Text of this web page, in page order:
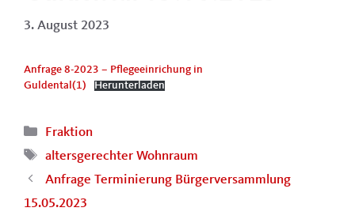
3. August 2023
Anfrage 8-2023 – Pflegeeinrichung in
Guldental(1)
Herunterladen
Kategorien
Fraktion
Schlagwörter
altersgerechter Wohnraum
Anfrage Terminierung Bürgerversammlung
15.05.2023